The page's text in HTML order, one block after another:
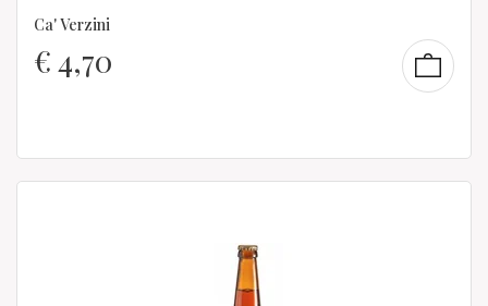
Ca' Verzini
€4,70